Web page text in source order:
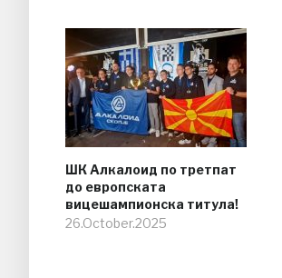
ШК Алкалоид по третпат
до европската
вицешампионска титула!
26.October.2025